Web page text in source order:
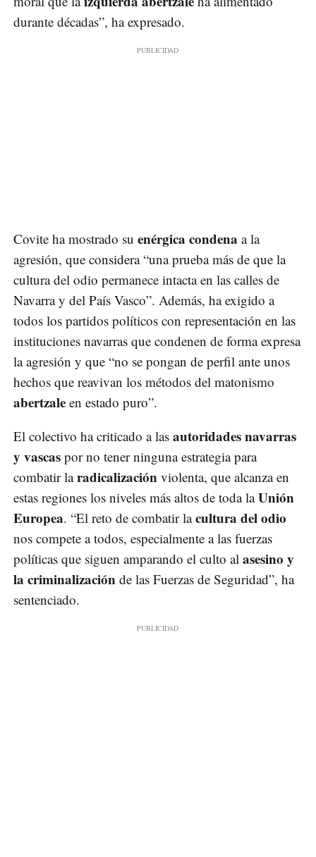
durante décadas”, ha expresado.
Covite ha mostrado su enérgica condena a la
agresión, que considera “una prueba más de que la
cultura del odio permanece intacta en las calles de
Navarra y del País Vasco”. Además, ha exigido a
todos los partidos políticos con representación en las
instituciones navarras que condenen de forma expresa
la agresión y que “no se pongan de perfil ante unos
hechos que reavivan los métodos del matonismo
abertzale en estado puro”.
El colectivo ha criticado a las autoridades navarras
y vascas por no tener ninguna estrategia para
combatir laradicalización violenta, que alcanza en
estas regiones los niveles más altos de toda laUnión
Europea. “El reto de combatir lacultura del odio
nos compete a todos, especialmente a las fuerzas
políticas que siguen amparando el culto al asesino y
la criminalización de las Fuerzas de Seguridad”, ha
sentenciado.